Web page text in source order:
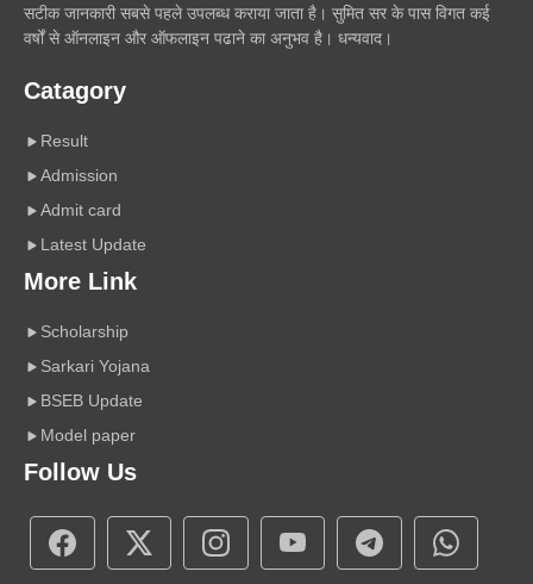
सटीक जानकारी सबसे पहले उपलब्ध कराया जाता है। सुमित सर के पास विगत कई
वर्षों से ऑनलाइन और ऑफलाइन पढाने का अनुभव है। धन्यवाद।
Catagory
Result
Admission
Admit card
Latest Update
More Link
Scholarship
Sarkari Yojana
BSEB Update
Model paper
Follow Us